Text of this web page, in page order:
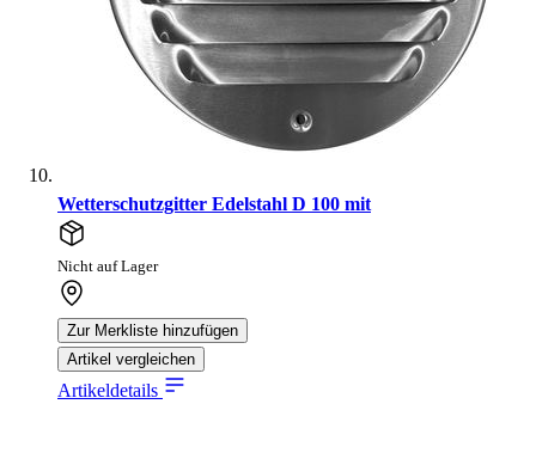
Wetterschutzgitter Edelstahl D 100 mit
Nicht auf Lager
Zur Merkliste hinzufügen
Artikel vergleichen
Artikeldetails